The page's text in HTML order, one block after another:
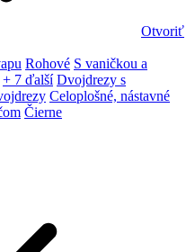
Otvoriť
Rohové S vaničkou a
+ 7 ďalší Dvojdrezy s
Celoplošné, nástavné
Čierne